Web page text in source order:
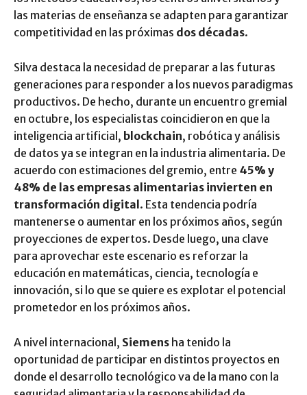
las materias de enseñanza se adapten para garantizar
competitividad en las próximas dos décadas.
Silva destaca la necesidad de preparar a las futuras
generaciones para responder a los nuevos paradigmas
productivos. De hecho, durante un encuentro gremial
en octubre, los especialistas coincidieron en que la
inteligencia artificial, blockchain, robótica y análisis
de datos ya se integran en la industria alimentaria. De
acuerdo con estimaciones del gremio, entre 45% y
48% de las empresas alimentarias invierten en
transformación digital. Esta tendencia podría
mantenerse o aumentar en los próximos años, según
proyecciones de expertos. Desde luego, una clave
para aprovechar este escenario es reforzar la
educación en matemáticas, ciencia, tecnología e
innovación, si lo que se quiere es explotar el potencial
prometedor en los próximos años.
A nivel internacional, Siemens ha tenido la
oportunidad de participar en distintos proyectos en
donde el desarrollo tecnológico va de la mano con la